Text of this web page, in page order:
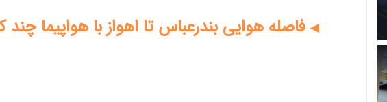
◀ فاصله هوایی بندرعباس تا اهواز با هواپیما